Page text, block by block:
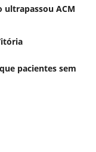
ultrapassou ACM
pacientes sem